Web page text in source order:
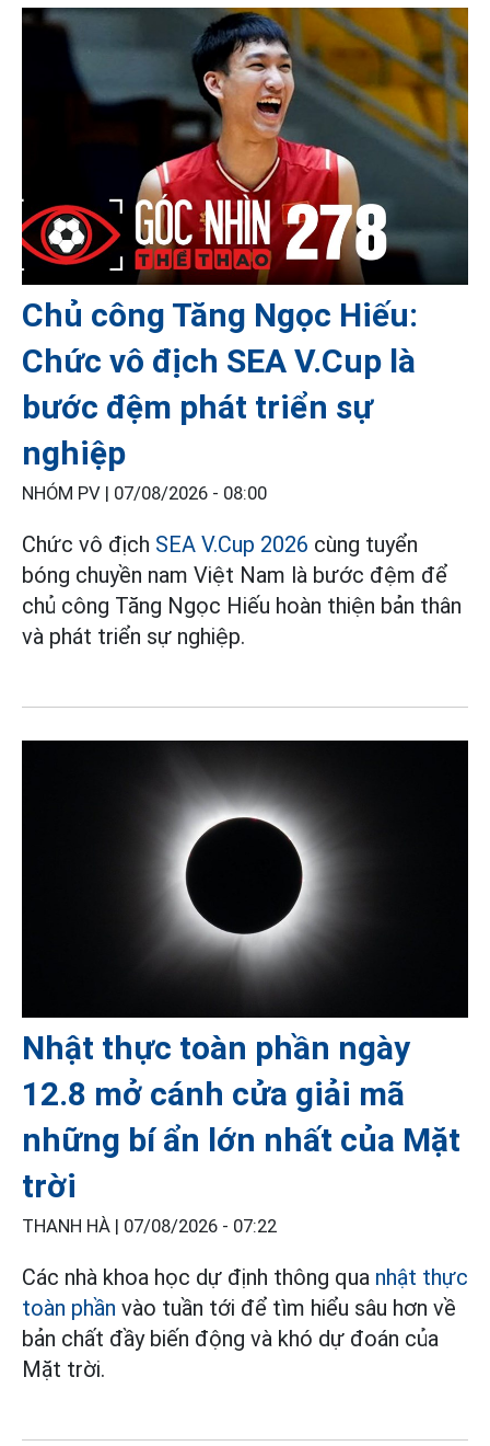
Chủ công Tăng Ngọc Hiếu:
Chức vô địch SEA V.Cup là
bước đệm phát triển sự
nghiệp
NHÓM PV | 07/08/2026 - 08:00
Chức vô địch SEA V.Cup 2026 cùng tuyển
bóng chuyền nam Việt Nam là bước đệm để
chủ công Tăng Ngọc Hiếu hoàn thiện bản thân
và phát triển sự nghiệp.
Nhật thực toàn phần ngày
12.8 mở cánh cửa giải mã
những bí ẩn lớn nhất của Mặt
trời
THANH HÀ | 07/08/2026 - 07:22
Các nhà khoa học dự định thông qua nhật thực
toàn phần vào tuần tới để tìm hiểu sâu hơn về
bản chất đầy biến động và khó dự đoán của
Mặt trời.